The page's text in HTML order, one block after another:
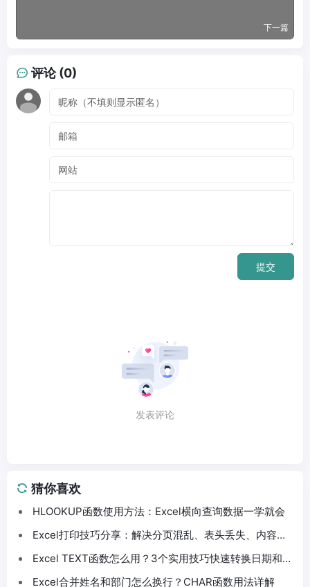
下一篇
评论 (0)
提交
发表评论
猜你喜欢
HLOOKUP函数使用方法：Excel横向查询数据一学就会
Excel打印技巧分享：解决分页混乱、表头丢失、内容截
Excel TEXT函数怎么用？3个实用技巧快速转换日期和数
Excel合并姓名和部门怎么换行？CHAR函数用法详解